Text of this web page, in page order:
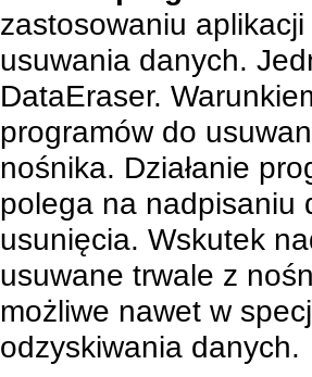
zastosowaniu
usuwania danych.
DataEraser.
programów do
nośnika. Działanie
polega na nadpisaniu
usunięcia. Wskutek
usuwane trwale z
możliwe nawet w
odzyskiwania danych.